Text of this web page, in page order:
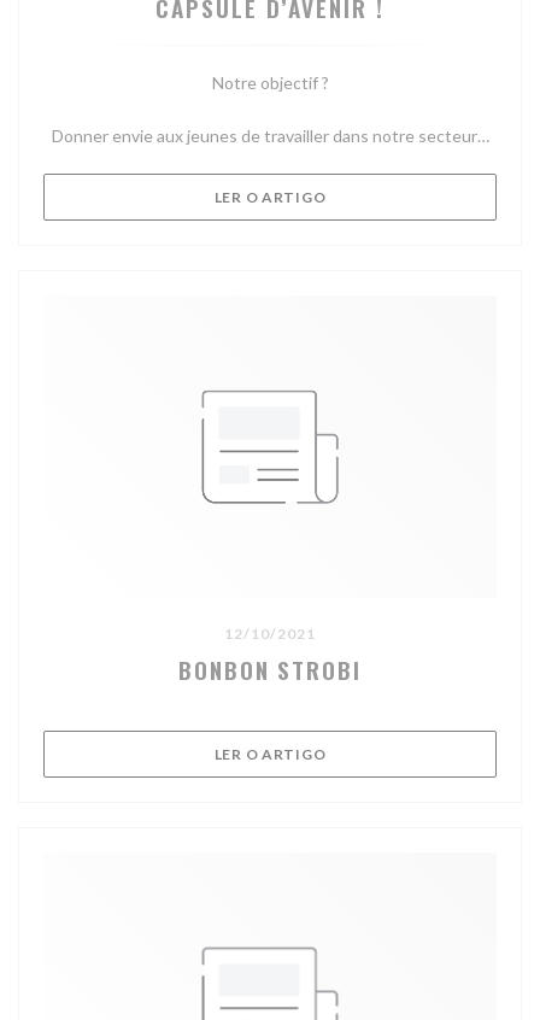
CAPSULE D’AVENIR !
Notre objectif ?
Donner envie aux jeunes de travailler dans notre secteur…
LER O ARTIGO((ABRE NUMA NOVA
12/10/2021
BONBON STROBI
LER O ARTIGO((ABRE NUMA NOVA